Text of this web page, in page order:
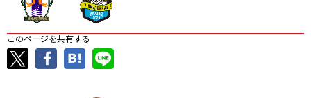
このページを共有する